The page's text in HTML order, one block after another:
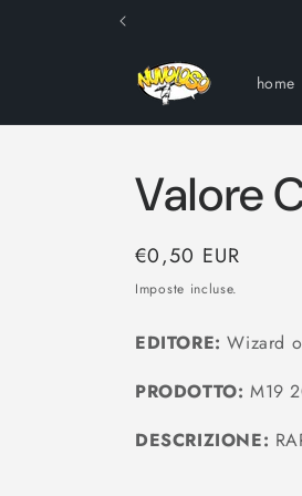
home
Valore
Prezzo
di
€0,50 EUR
Imposte incluse.
EDITORE: Wizard
PRODOTTO: M19
DESCRIZIONE: